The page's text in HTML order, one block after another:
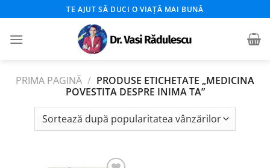
to
content
TE AJUT SĂ DUCI O VIAȚĂ MAI BUNĂ
PRIMA PAGINĂ / PRODUSE ETICHETATE „MEDICINA
POVESTITA DESPRE INIMA TA”